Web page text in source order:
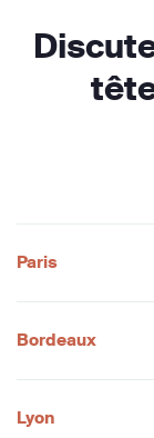
Paris
Bordeaux
Lyon